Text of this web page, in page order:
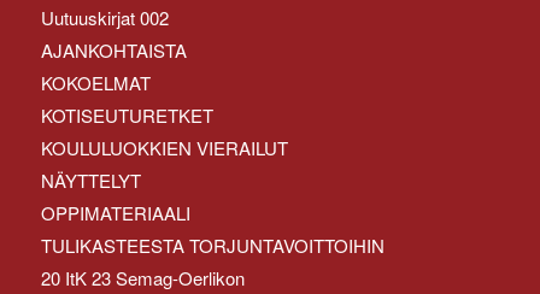
Uutuuskirjat 002
AJANKOHTAISTA
KOKOELMAT
KOTISEUTURETKET
KOULULUOKKIEN VIERAILUT
NÄYTTELYT
OPPIMATERIAALI
TULIKASTEESTA TORJUNTAVOITTOIHIN
20 ItK 23 Semag-Oerlikon